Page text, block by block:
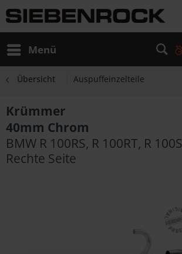
Menü
Übersicht Auspuffeinzelteile
Krümmer
40mm Chrom
BMW R 100RS, R 100RT, R 100S
Rechte Seite